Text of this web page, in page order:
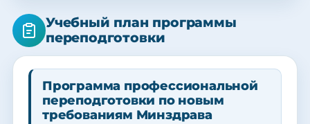
Учебный план программы
переподготовки
Программа профессиональной
переподготовки по новым
требованиям Минздрава